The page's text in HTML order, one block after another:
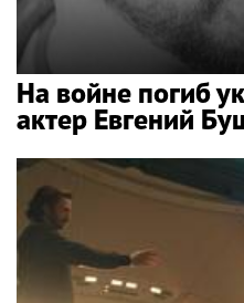
На войне погиб
актер Евгений